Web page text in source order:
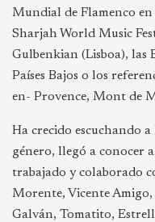
Mundial de Flamenco
Sharjah World Music
Gulbenkian (Lisboa), las
Países Bajos o los
en- Provence, Mont de
Ha crecido escuchando
género, llegó a conocer
trabajado y colaborado
Morente, Vicente Amigo,
Galván, Tomatito,